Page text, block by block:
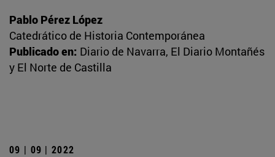
Pablo Pérez López
Catedrático de Historia Contemporánea
Publicado en: Diario de Navarra, El Diario Montañés
y El Norte de Castilla
09 | 09 | 2022